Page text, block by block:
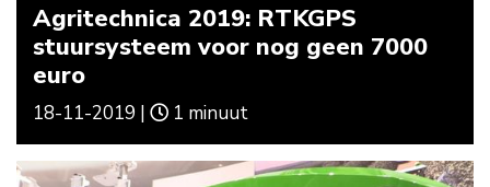
Agritechnica 2019: RTKGPS
stuursysteem voor nog geen 7000
euro
18-11-2019 | 1 minuut